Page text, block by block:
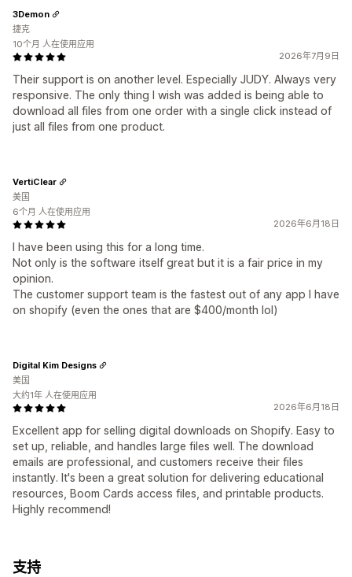
2026年7月9日
Their support is on another level. Especially JUDY. Always very
responsive. The only thing I wish was added is being able to
download all files from one order with a single click instead of
just all files from one product.
3Demon
捷克
10个月 人在使用应用
2026年6月18日
I have been using this for a long time.
Not only is the software itself great but it is a fair price in my
opinion.
The customer support team is the fastest out of any app I have
on shopify (even the ones that are $400/month lol)
VertiClear
美国
6个月 人在使用应用
2026年6月18日
Excellent app for selling digital downloads on Shopify. Easy to
set up, reliable, and handles large files well. The download
emails are professional, and customers receive their files
instantly. It's been a great solution for delivering educational
resources, Boom Cards access files, and printable products.
Highly recommend!
Digital Kim Designs
美国
大约1年 人在使用应用
支持